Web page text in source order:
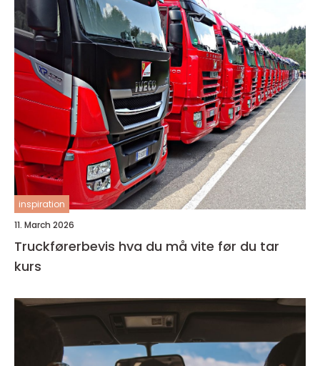
inspiration
11. March 2026
Truckførerbevis hva du må vite før du tar
kurs